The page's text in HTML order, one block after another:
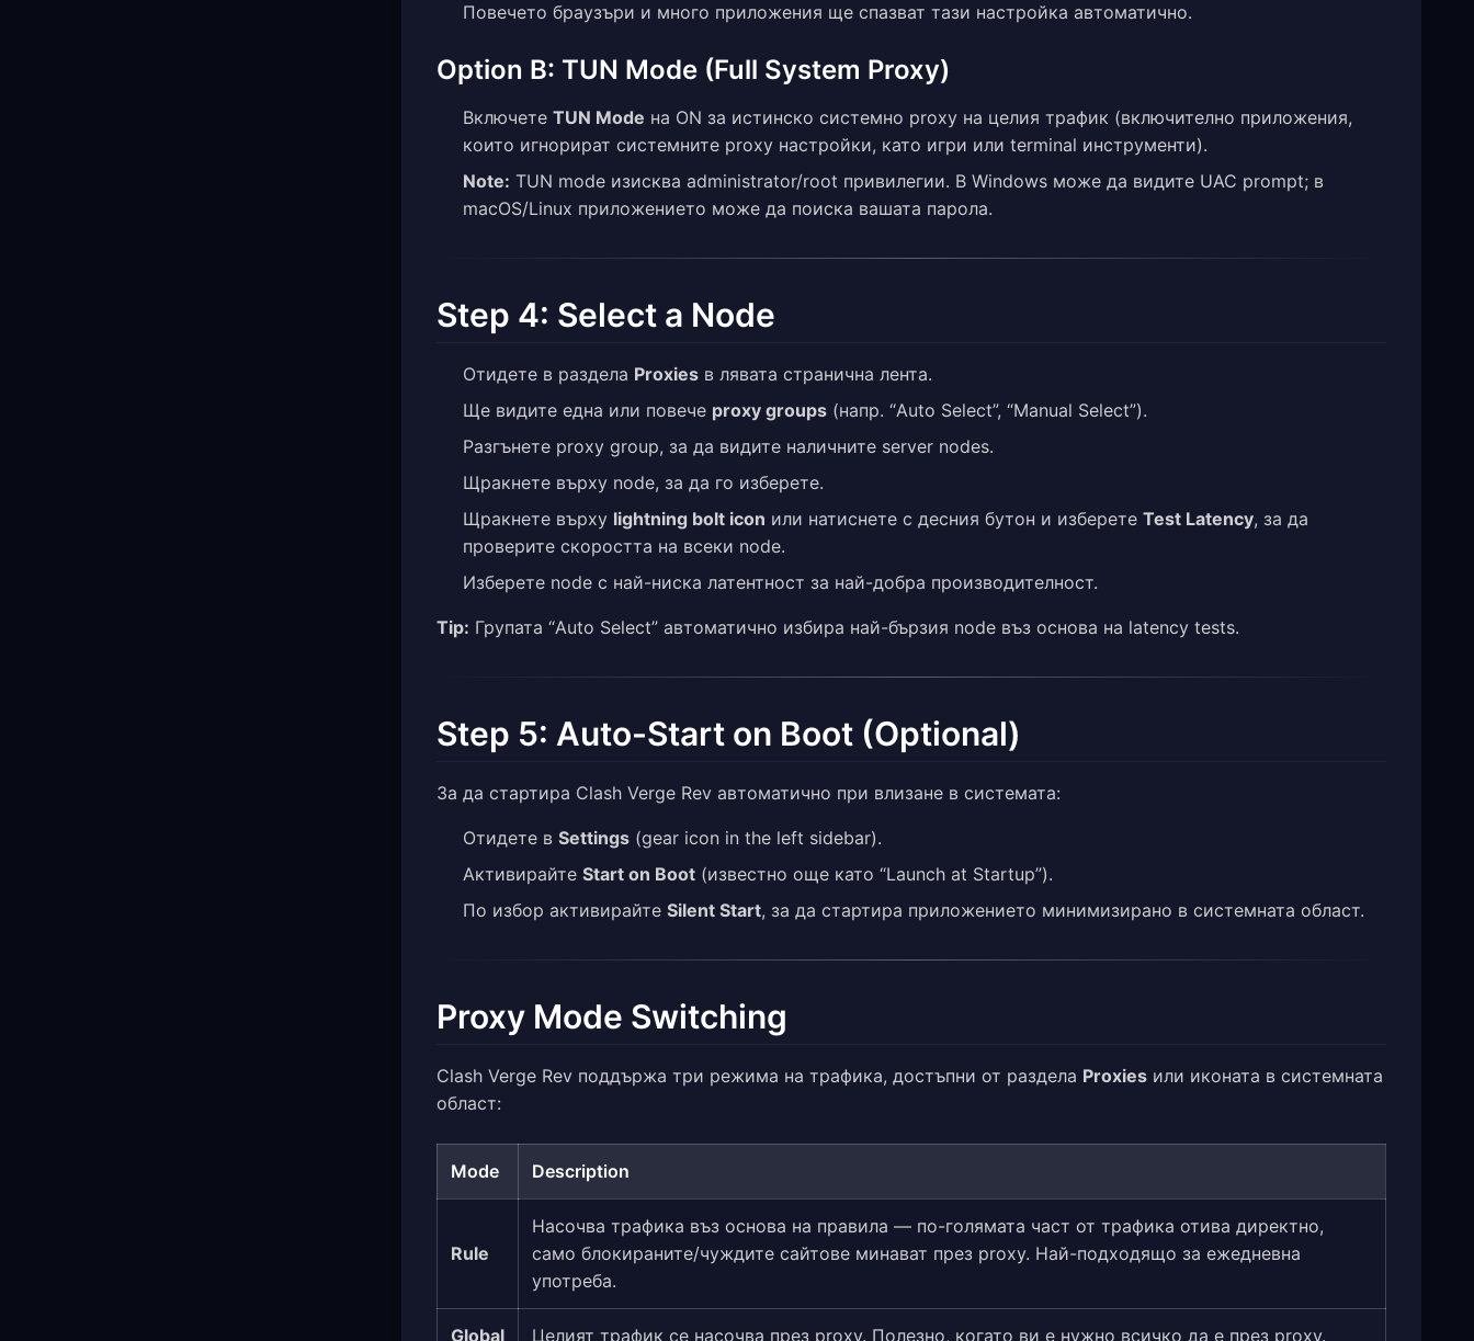
Повечето браузъри и много приложения ще спазват тази настройка автоматично.
Option B: TUN Mode (Full System Proxy)
Включете TUN Mode на ON за истинско системно proxy на целия трафик (включително приложения,
които игнорират системните proxy настройки, като игри или terminal инструменти).
Note: TUN mode изисква administrator/root привилегии. В Windows може да видите UAC prompt; в
macOS/Linux приложението може да поиска вашата парола.
Step 4: Select a Node
Отидете в раздела Proxies в лявата странична лента.
Ще видите една или повече proxy groups (напр. “Auto Select”, “Manual Select”).
Разгънете proxy group, за да видите наличните server nodes.
Щракнете върху node, за да го изберете.
Щракнете върху lightning bolt icon или натиснете с десния бутон и изберете Test Latency, за да
проверите скоростта на всеки node.
Изберете node с най-ниска латентност за най-добра производителност.
Tip: Групата “Auto Select” автоматично избира най-бързия node въз основа на latency tests.
Step 5: Auto-Start on Boot (Optional)
За да стартира Clash Verge Rev автоматично при влизане в системата:
Отидете в Settings (gear icon in the left sidebar).
Активирайте Start on Boot (известно още като “Launch at Startup”).
По избор активирайте Silent Start, за да стартира приложението минимизирано в системната област.
Proxy Mode Switching
Clash Verge Rev поддържа три режима на трафика, достъпни от раздела Proxies или иконата в системната
област:
Mode Description
Rule
Насочва трафика въз основа на правила — по-голямата част от трафика отива директно,
само блокираните/чуждите сайтове минават през proxy. Най-подходящо за ежедневна
употреба.
Global Целият трафик се насочва през proxy. Полезно, когато ви е нужно всичко да е през proxy.